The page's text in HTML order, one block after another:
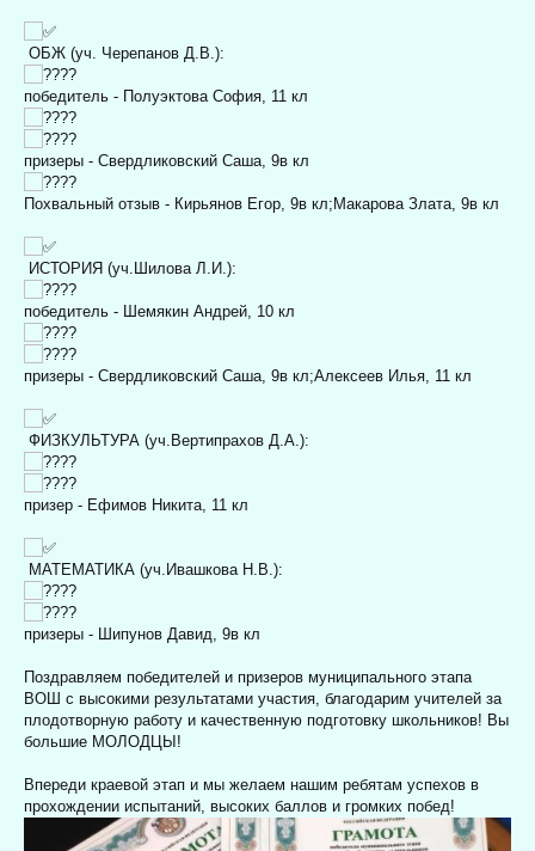
ОБЖ (уч. Черепанов Д.В.):
победитель - Полуэктова София, 11 кл
призеры - Свердликовский Саша, 9в кл
Похвальный отзыв - Кирьянов Егор, 9в кл;Макарова Злата, 9в кл
ИСТОРИЯ (уч.Шилова Л.И.):
победитель - Шемякин Андрей, 10 кл
призеры - Свердликовский Саша, 9в кл;Алексеев Илья, 11 кл
ФИЗКУЛЬТУРА (уч.Вертипрахов Д.А.):
призер - Ефимов Никита, 11 кл
МАТЕМАТИКА (уч.Ивашкова Н.В.):
призеры - Шипунов Давид, 9в кл
Поздравляем победителей и призеров муниципального этапа
ВОШ с высокими результатами участия, благодарим учителей за
плодотворную работу и качественную подготовку школьников! Вы
большие МОЛОДЦЫ!
Впереди краевой этап и мы желаем нашим ребятам успехов в
прохождении испытаний, высоких баллов и громких побед!